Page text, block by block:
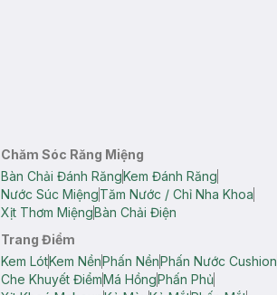
Chăm Sóc Răng Miệng
Bàn Chải Đánh RăngKem Đánh Răng
Nước Súc MiệngTăm Nước / Chỉ Nha Khoa
Xịt Thơm MiệngBàn Chải Điện
Trang Điểm
Kem LótKem NềnPhấn NềnPhấn Nước Cushion
Che Khuyết ĐiểmMá HồngPhấn Phủ